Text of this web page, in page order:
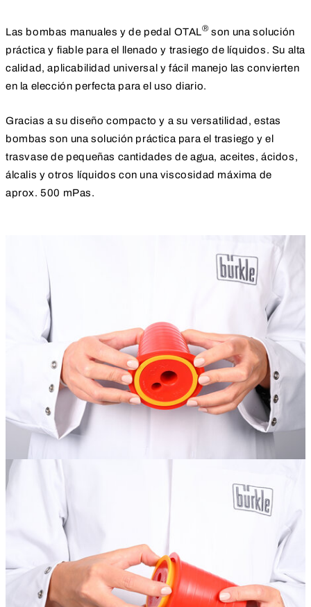
Las bombas manuales y de pedal OTAL®son una solución
práctica y fiable para el llenado y trasiego de líquidos. Su alta
calidad, aplicabilidad universal y fácil manejo las convierten
en la elección perfecta para el uso diario.
Gracias a su diseño compacto y a su versatilidad, estas
bombas son una solución práctica para el trasiego y el
trasvase de pequeñas cantidades de agua, aceites, ácidos,
álcalis y otros líquidos con una viscosidad máxima de
aprox. 500 mPas.